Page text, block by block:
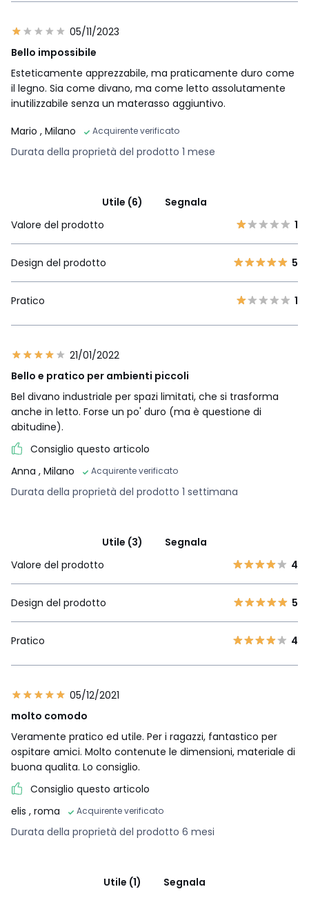
05/11/2023
Bello impossibile
Esteticamente apprezzabile, ma praticamente duro come
il legno. Sia come divano, ma come letto assolutamente
inutilizzabile senza un materasso aggiuntivo.
Mario , Milano Acquirente verificato
Durata della proprietà del prodotto 1 mese
Utile (6)
Segnala
Valore del prodotto
1
Design del prodotto 5
Pratico 1
21/01/2022
Bello e pratico per ambienti piccoli
Bel divano industriale per spazi limitati, che si trasforma
anche in letto. Forse un po' duro (ma è questione di
abitudine).
Consiglio questo articolo
Anna , Milano Acquirente verificato
Durata della proprietà del prodotto 1 settimana
Utile (3)
Segnala
Valore del prodotto
4
Design del prodotto 5
Pratico 4
05/12/2021
molto comodo
Veramente pratico ed utile. Per i ragazzi, fantastico per
ospitare amici. Molto contenute le dimensioni, materiale di
buona qualita. Lo consiglio.
Consiglio questo articolo
elis , roma Acquirente verificato
Durata della proprietà del prodotto 6 mesi
Utile (1) Segnala